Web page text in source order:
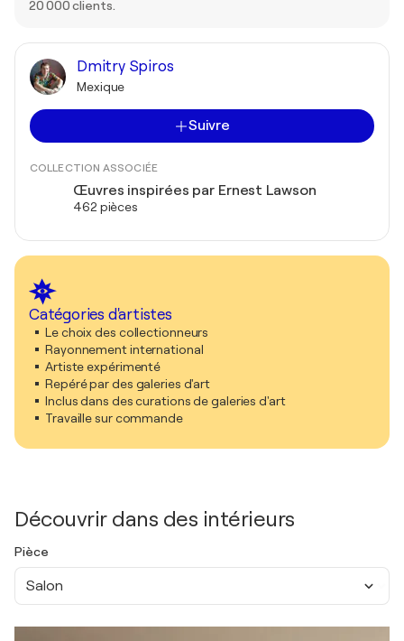
20 000 clients.
Dmitry Spiros
Mexique
Suivre
COLLECTION ASSOCIÉE
Œuvres inspirées par Ernest Lawson
462 pièces
Catégories d'artistes
Le choix des collectionneurs
Rayonnement international
Artiste expérimenté
Repéré par des galeries d'art
Inclus dans des curations de galeries d'art
Travaille sur commande
Découvrir dans des intérieurs
Pièce
Salon